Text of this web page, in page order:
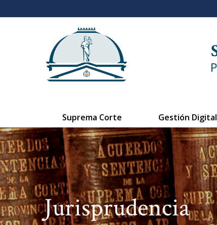
Suprema Corte Gestión Digital
Jurisprudencia